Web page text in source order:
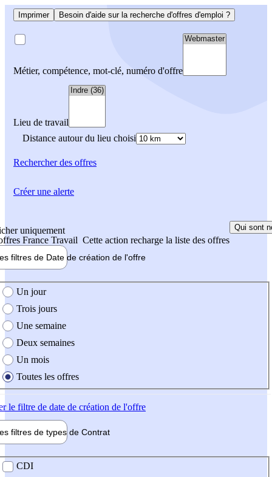
Imprimer Besoin d'aide sur la recherche d'offres d'emploi ?
Métier, compétence, mot-clé, numéro d'offre
Lieu de travail
Distance autour du lieu choisi
Rechercherdes offres
uniquement
France Travail Cette action recharge la liste des offres
Qui sont
filtres de Date de création de l'offre
création de l'offre
Un jour
Trois jours
Une semaine
Deux semaines
Un mois
Toutes les offres
le filtre de date de création de l'offre
filtres de types de Contrat
contrat
CDI
Créer une alerte